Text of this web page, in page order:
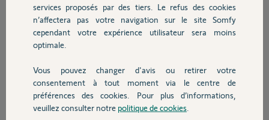
Autres produits
Devis avec un pro
Contact
Réponses
Bonjour Joel
Protexiom s'intègre dans Tahoma au même titre que des volets roulants.
Les capteurs de la protexiom n'apparaitrons pas dans Tahoma.
En ce qui concerne les autres accessoires il faut regarder chez le
constructeur s'il sont compatible SOMFY.
services proposés par des tiers. Le refus des cookies
n’affectera pas votre navigation sur le site Somfy
cependant votre expérience utilisateur sera moins
optimale.
Vous pouvez changer d'avis ou retirer votre
consentement à tout moment via le centre de
préférences des cookies. Pour plus d’informations,
veuillez consulter notre politique de cookies